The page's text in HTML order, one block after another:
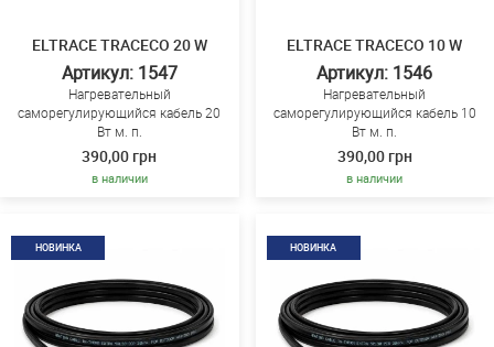
ELTRACE TRACECO 20 W
Артикул: 1547
Нагревательный
саморегулирующийся кабель 20
Вт м. п.
390,00 грн
в наличии
ELTRACE TRACECO 10 W
Артикул: 1546
Нагревательный
саморегулирующийся кабель 10
Вт м. п.
390,00 грн
в наличии
НОВИНКА НОВИНКА